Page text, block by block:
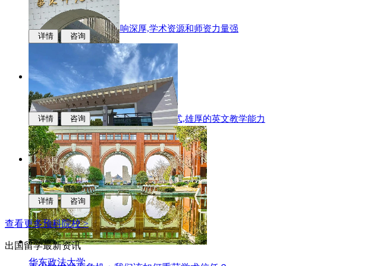
江西财经大学
国际化办学,学科专业影响深厚,学术资源和师资力量强
华东师范大学
多样化的升学,中新联合培养的办学模式,雄厚的英文教学能力
详情 咨询
合肥工业大学
科研实力,学科优势,人才培养质量
详情 咨询
华东政法大学
详情 咨询
查看更多预科院校 >
出国留学最新资讯